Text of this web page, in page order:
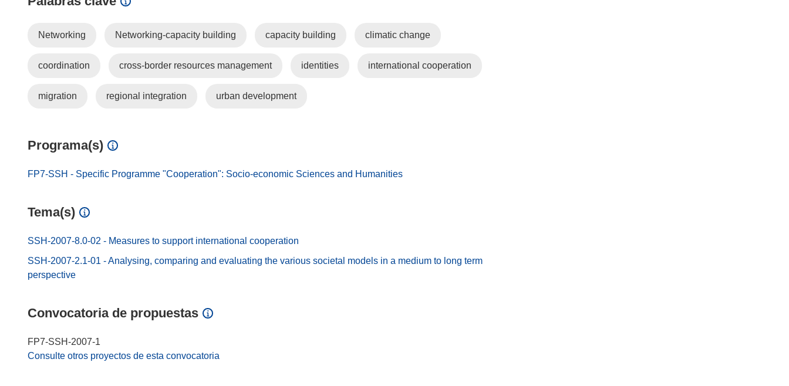
Networking Networking-capacity building capacity building climatic change
coordination cross-border resources management identities international cooperation
migration regional integration urban development
Programa(s)
FP7-SSH - Specific Programme "Cooperation": Socio-economic Sciences and Humanities
Tema(s)
SSH-2007-8.0-02 - Measures to support international cooperation
SSH-2007-2.1-01 - Analysing, comparing and evaluating the various societal models in a medium to long term
perspective
Convocatoria de propuestas
FP7-SSH-2007-1
Consulte otros proyectos de esta convocatoria